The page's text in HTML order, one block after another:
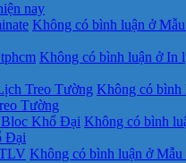
nay
Không có bình luận ở
Không có bình luận ở In
Treo Tường Không có bình
Tường
Khổ Đại Không có bình
Đại
Không có bình luận ở